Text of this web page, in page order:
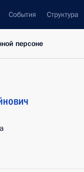
События Структура
персоне